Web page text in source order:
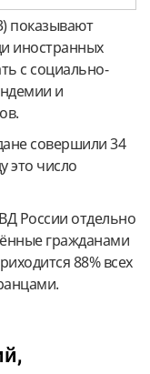
показывают
иностранных
с социально-
и
совершили 34
это число
России отдельно
гражданами
88% всех